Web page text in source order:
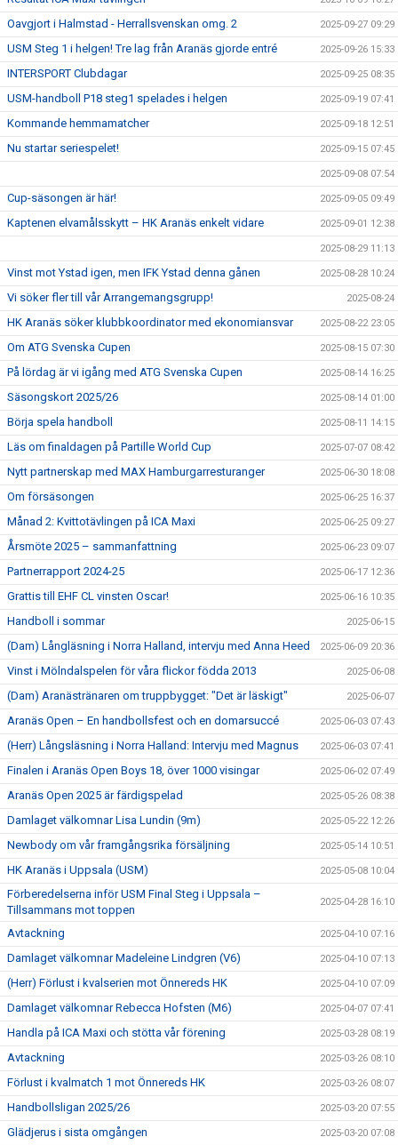
Oavgjort i Halmstad - Herrallsvenskan omg. 2 2025-09-27 09:29
USM Steg 1 i helgen! Tre lag från Aranäs gjorde entré 2025-09-26 15:33
INTERSPORT Clubdagar 2025-09-25 08:35
USM-handboll P18 steg1 spelades i helgen 2025-09-19 07:41
Kommande hemmamatcher 2025-09-18 12:51
Nu startar seriespelet! 2025-09-15 07:45
2025-09-08 07:54
Cup-säsongen är här! 2025-09-05 09:49
Kaptenen elvamålsskytt – HK Aranäs enkelt vidare 2025-09-01 12:38
2025-08-29 11:13
Vinst mot Ystad igen, men IFK Ystad denna gånen 2025-08-28 10:24
Vi söker fler till vår Arrangemangsgrupp! 2025-08-24
HK Aranäs söker klubbkoordinator med ekonomiansvar 2025-08-22 23:05
Om ATG Svenska Cupen 2025-08-15 07:30
På lördag är vi igång med ATG Svenska Cupen 2025-08-14 16:25
Säsongskort 2025/26 2025-08-14 01:00
Börja spela handboll 2025-08-11 14:15
Läs om finaldagen på Partille World Cup 2025-07-07 08:42
Nytt partnerskap med MAX Hamburgarresturanger 2025-06-30 18:08
Om försäsongen 2025-06-25 16:37
Månad 2: Kvittotävlingen på ICA Maxi 2025-06-25 09:27
Årsmöte 2025 – sammanfattning 2025-06-23 09:07
Partnerrapport 2024-25 2025-06-17 12:36
Grattis till EHF CL vinsten Oscar! 2025-06-16 10:35
Handboll i sommar 2025-06-15
(Dam) Långläsning i Norra Halland, intervju med Anna Heed 2025-06-09 20:36
Vinst i Mölndalspelen för våra flickor födda 2013 2025-06-08
(Dam) Aranästränaren om truppbygget: "Det är läskigt" 2025-06-07
Aranäs Open – En handbollsfest och en domarsuccé 2025-06-03 07:43
(Herr) Långsläsning i Norra Halland: Intervju med Magnus 2025-06-03 07:41
Finalen i Aranäs Open Boys 18, över 1000 visingar 2025-06-02 07:49
Aranäs Open 2025 är färdigspelad 2025-05-26 08:38
Damlaget välkomnar Lisa Lundin (9m) 2025-05-22 12:26
Newbody om vår framgångsrika försäljning 2025-05-14 10:51
HK Aranäs i Uppsala (USM) 2025-05-08 10:04
Förberedelserna inför USM Final Steg i Uppsala –
Tillsammans mot toppen
2025-04-28 16:10
Avtackning 2025-04-10 07:16
Damlaget välkomnar Madeleine Lindgren (V6) 2025-04-10 07:13
(Herr) Förlust i kvalserien mot Önnereds HK 2025-04-10 07:09
Damlaget välkomnar Rebecca Hofsten (M6) 2025-04-07 07:41
Handla på ICA Maxi och stötta vår förening 2025-03-28 08:19
Avtackning 2025-03-26 08:10
Förlust i kvalmatch 1 mot Önnereds HK 2025-03-26 08:07
Handbollsligan 2025/26 2025-03-20 07:55
Glädjerus i sista omgången 2025-03-20 07:08